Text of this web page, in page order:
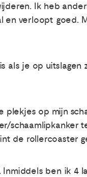
Ik heb
en verloopt goed.
je op
op mijn
de rollercoaster
ben ik 4